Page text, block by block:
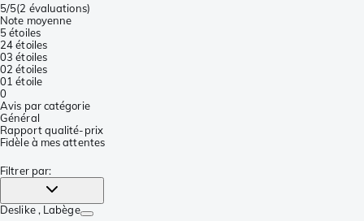
5/5(2 évaluations)
Note moyenne
5 étoiles
24 étoiles
03 étoiles
02 étoiles
01 étoile
0
Avis par catégorie
Général
Rapport qualité-prix
Fidèle à mes attentes
Filtrer par:
Deslike , Labège